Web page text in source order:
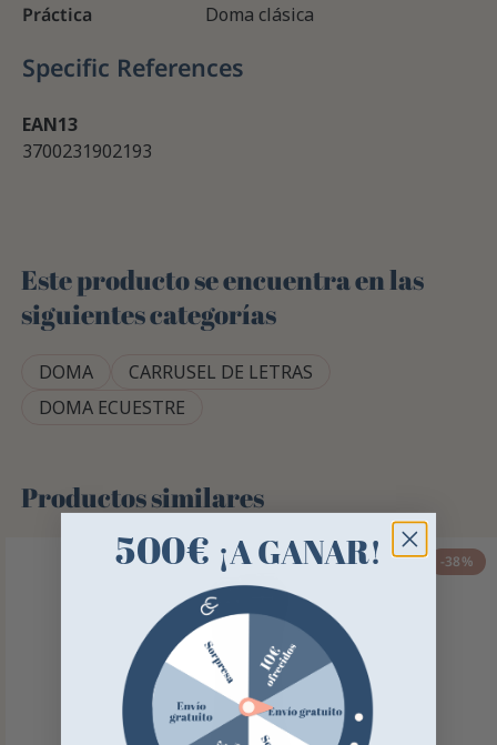
Práctica Doma clásica
Specific References
EAN13
3700231902193
Este producto se encuentra en las
siguientes categorías
DOMA
CARRUSEL DE LETRAS
DOMA ECUESTRE
Productos similares
-38%
500€ ¡A GANAR!